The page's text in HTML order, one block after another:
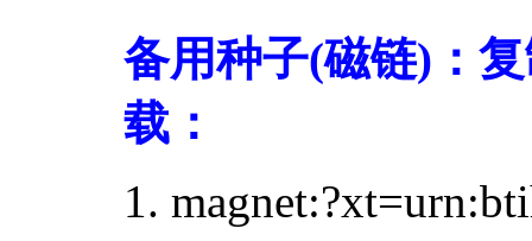
备用种子(磁链)：
载：